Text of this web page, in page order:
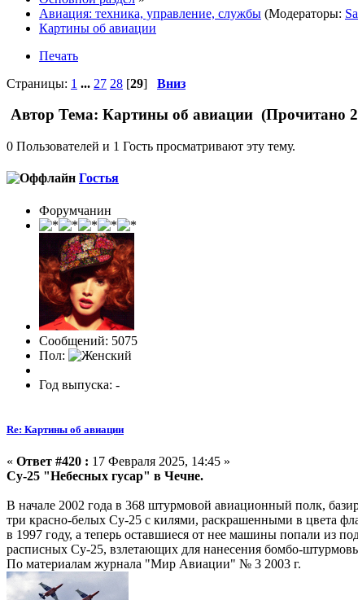
Авиация: техника, управление, службы (Модераторы:
Картины об авиации
Печать
Страницы: 1 ... 27 28 [29] Вниз
Автор Тема: Картины об авиации (Прочитано
0 Пользователей и 1 Гость просматривают эту тему.
Гостья
Форумчанин
Сообщений: 5075
Пол:
Год выпуска: -
Re: Картины об авиации
« Ответ #420 : 17 Февраля 2025, 14:45 »
Су-25 "Небесных гусар" в Чечне.
В начале 2002 года в 368 штурмовой авиационный полк,
три красно-белых Су-25 с килями, раскрашенными в цвета
в 1997 году, а теперь оставшиеся от нее машины попали из
расписных Су-25, взлетающих для нанесения бомбо-
По материалам журнала "Мир Авиации" № 3 2003 г.